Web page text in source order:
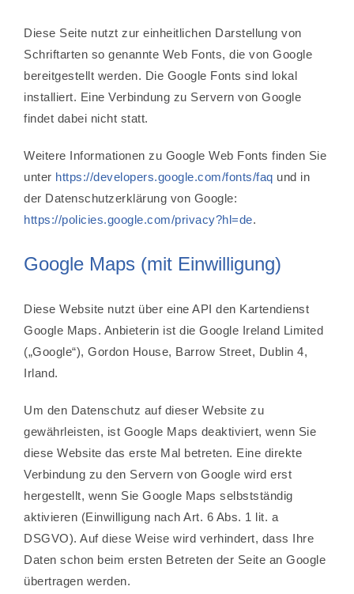
Diese Seite nutzt zur einheitlichen Darstellung von
Schriftarten so genannte Web Fonts, die von Google
bereitgestellt werden. Die Google Fonts sind lokal
installiert. Eine Verbindung zu Servern von Google
findet dabei nicht statt.
Weitere Informationen zu Google Web Fonts finden Sie
unter https://developers.google.com/fonts/faq und in
der Datenschutzerklärung von Google:
https://policies.google.com/privacy?hl=de.
Google Maps (mit Einwilligung)
Diese Website nutzt über eine API den Kartendienst
Google Maps. Anbieterin ist die Google Ireland Limited
(„Google“), Gordon House, Barrow Street, Dublin 4,
Irland.
Um den Datenschutz auf dieser Website zu
gewährleisten, ist Google Maps deaktiviert, wenn Sie
diese Website das erste Mal betreten. Eine direkte
Verbindung zu den Servern von Google wird erst
hergestellt, wenn Sie Google Maps selbstständig
aktivieren (Einwilligung nach Art. 6 Abs. 1 lit. a
DSGVO). Auf diese Weise wird verhindert, dass Ihre
Daten schon beim ersten Betreten der Seite an Google
übertragen werden.